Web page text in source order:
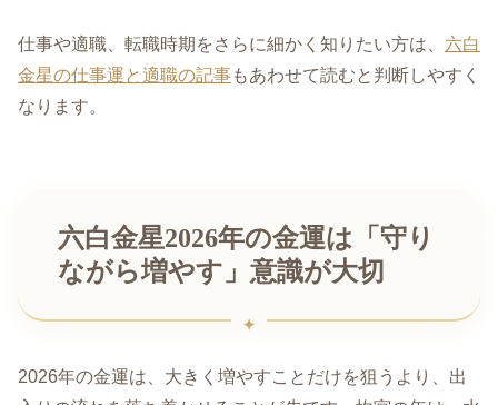
仕事や適職、転職時期をさらに細かく知りたい方は、 六白
金星の仕事運と適職の記事もあわせて読むと判断しやすく
なります。
六白金星2026年の金運は「守り
ながら増やす」意識が大切
2026年の金運は、大きく増やすことだけを狙うより、出